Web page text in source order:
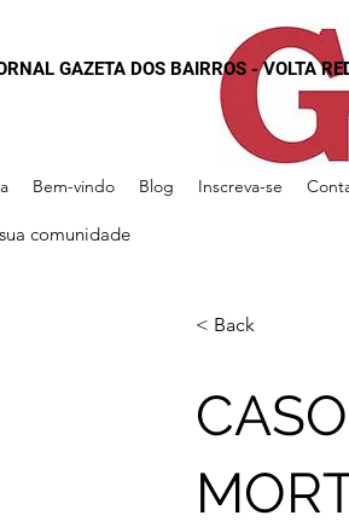
GAZETA DOS BAIRROS - VOLTA
Bem-vindo Blog Inscreva-se
comunidade
< Back